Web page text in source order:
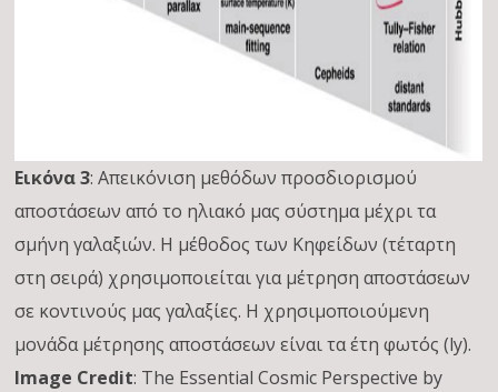
Εικόνα 3: Απεικόνιση μεθόδων προσδιορισμού
αποστάσεων από το ηλιακό μας σύστημα μέχρι τα
σμήνη γαλαξιών. Η μέθοδος των Κηφείδων (τέταρτη
στη σειρά) χρησιμοποιείται για μέτρηση αποστάσεων
σε κοντινούς μας γαλαξίες. Η χρησιμοποιούμενη
μονάδα μέτρησης αποστάσεων είναι τα έτη φωτός (ly).
Image Credit: The Essential Cosmic Perspective by